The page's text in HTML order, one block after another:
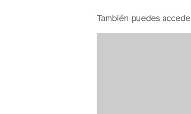
También puedes